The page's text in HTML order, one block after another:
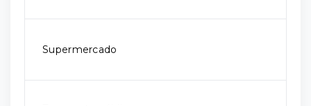
Supermercado